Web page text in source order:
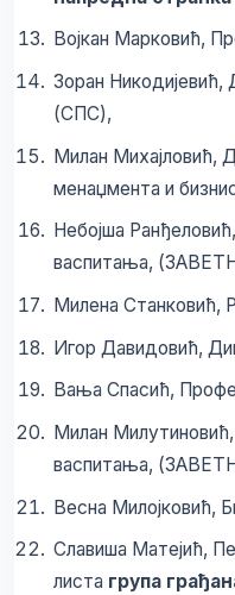
Војкан Марковић,
Зоран Никодијевић,
(СПС),
Милан Михајловић,
менаџмента и
Небојша
васпитања,
Милена Станковић,
Игор Давидовић,
Вања Спасић,
Милан
васпитања,
Весна Милојковић,
Славиша Матејић,
листа група